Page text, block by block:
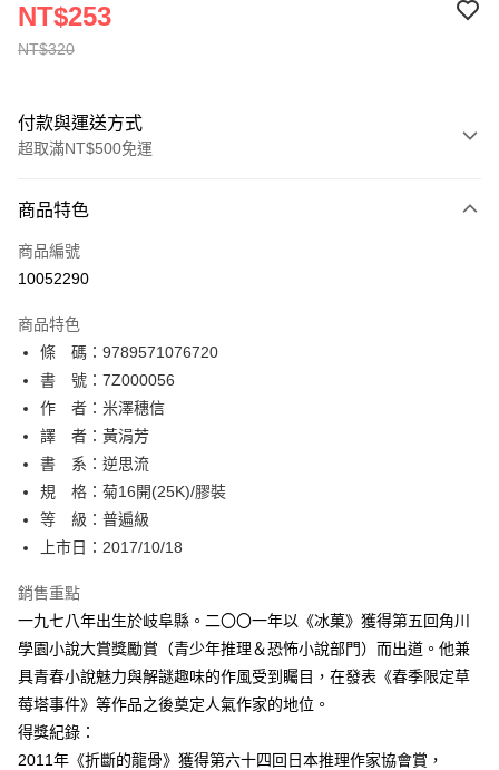
NT$320
NT$253
付款與運送方式
超取滿NT$500免運
信用卡一次付款
超商取貨付款
相關說明
【關於「AFTEE先享後付」】
AFTEE先享後付是「在收到商品之後才付款」的支付方式。 讓您購物簡單
便利好安心！
１．簡單：不需註冊會員、不需綁卡、不需儲值。
２．便利：只要手機號碼，簡訊認證，即可結帳。
３．安心：先確認商品／服務後，再付款。
【「AFTEE先享後付」結帳流程】
１．於結帳方式選擇「AFTEE先享後付」後，將跳轉至「AFTEE先享後付」
結帳頁面，進行簡訊認證並確認金額後，即可完成結帳。
２．訂單成立數日內，您將收到繳費通知簡訊。
ATM／網路銀行／等多元方式進行付款，方視為交易完成。
※ 請注意：結帳手續完成當下不需立刻繳費，但若您需要取消訂單，請聯絡
購買商品的店家。未經商家同意取消之訂單仍視為有效，需透過AFTEE先享
後付繳納相關費用。
※ 交易是否成功請以「AFTEE先享後付 」之結帳頁面顯示為準，若有關於
是否繳費成功／繳費後需取消欲退款等相關疑問，請聯繫「AFTEE先享後付
【注意事項】
ATM付款
運送方式
全家取貨付款
每筆NT$80，滿NT$500(含以上)免運費
付款後全家取貨
每筆NT$80，滿NT$500(含以上)免運費
付款後萊爾富取貨
每筆NT$80，滿NT$500(含以上)免運費
7-11取貨付款
商品特色
商品編號
10052290
商品特色
條 碼：9789571076720
書 號：7Z000056
作 者：米澤穗信
譯 者：黃涓芳
書 系：逆思流
規 格：菊16開(25K)/膠裝
等 級：普遍級
上市日：2017/10/18
銷售重點
一九七八年出生於岐阜縣。二〇〇一年以《冰菓》獲得第五回角川
學園小說大賞獎勵賞（青少年推理＆恐怖小說部門）而出道。他兼
具青春小說魅力與解謎趣味的作風受到矚目，在發表《春季限定草
莓塔事件》等作品之後奠定人氣作家的地位。
得獎紀錄：
2011年《折斷的龍骨》獲得第六十四回日本推理作家協會賞，